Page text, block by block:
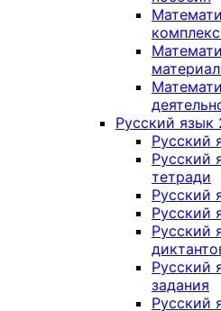
Русский язык
Русский
Русский
тетради
Русский
Русский
Русский
Русский
задания
Русский